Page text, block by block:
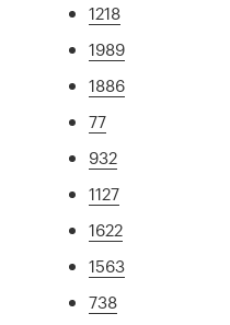
1218
1989
1886
77
932
1127
1622
1563
738